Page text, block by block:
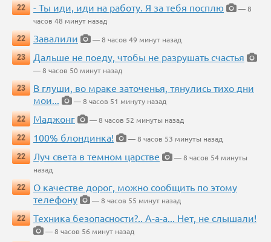
22 - Ты иди, иди на работу. Я за тебя посплю
— 8
часов 48 минут назад
22
Завалили
— 8 часов 49 минут назад
23
Дальше не поеду, чтобы не разрушать счастья
— 8 часов 50 минут назад
23
В глуши, во мраке заточенья, тянулись тихо дни
мои...
— 8 часов 51 минуту назад
22
Маджонг
— 8 часов 52 минуты назад
22
100% блондинка!
— 8 часов 53 минуты назад
22
Луч света в темном царстве
— 8 часов 54 минуты
назад
22
О качестве дорог, можно сообщить по этому
телефону
— 8 часов 55 минут назад
22
Техника безопасности?.. А-а-а... Нет, не слышали!
— 8 часов 56 минут назад